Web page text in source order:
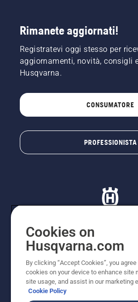
Rimanete aggiornati!
Registratevi oggi stesso per
aggiornamenti, novità, consigli
Husqvarna.
CONSUMATORE
PROFESSIONISTA
© Husqvarna AB (publ). Tutti i
Husqvarna Schweiz AG per i
aderenti all’iniziativa, prezzi in CHF
all’ 8,1% e TRA. Con riserva di
indicati sono prezzi al dettaglio
Cookies on
Husqvarna.com
By clicking “Accept Cookies”, you
cookies on your device to enhance site
site usage, and assist in our marketing
Cookie Policy